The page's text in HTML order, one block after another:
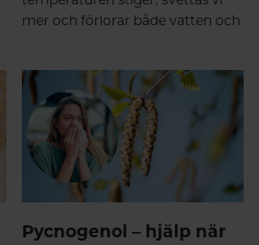
mer och förlorar både vatten och
du ska må bra, orka mer och
undvika symptom som trötthet,
huvudvärk eller yrsel.
Pycnogenol – hjälp när